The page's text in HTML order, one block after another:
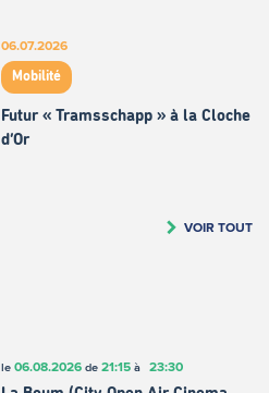
06.07.2026
Mobilité
Futur « Tramsschapp » à la Cloche
d’Or
VOIR TOUT
le 06.08.2026de 21:15à 23:30